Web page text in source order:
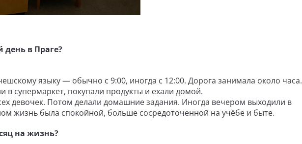
в Праге?
языку — обычно с 9:00, иногда с 12:00. Дорога занимала около часа.
в супермаркет, покупали продукты и ехали домой.
девочек. Потом делали домашние задания. Иногда вечером выходили в
жизнь была спокойной, больше сосредоточенной на учёбе и быте.
на жизнь?